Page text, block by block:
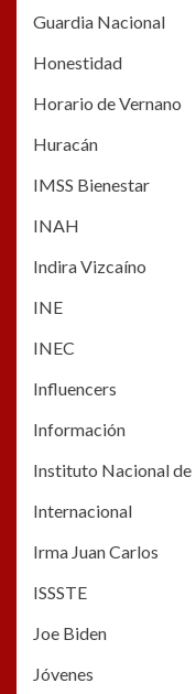
Guardia Nacional
Honestidad
Horario de Vernano
Huracán
IMSS Bienestar
INAH
Indira Vizcaíno
INE
INEC
Influencers
Información
Instituto Nacional
Internacional
Irma Juan Carlos
ISSSTE
Joe Biden
Jóvenes